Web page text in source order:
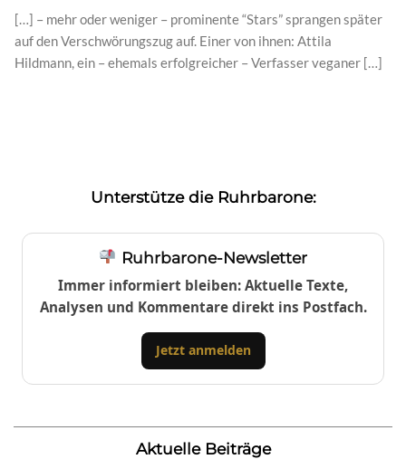
[…] – mehr oder weniger – prominente “Stars” sprangen später
auf den Verschwörungszug auf. Einer von ihnen: Attila
Hildmann, ein – ehemals erfolgreicher – Verfasser veganer […]
Unterstütze die Ruhrbarone:
Ruhrbarone-Newsletter
Immer informiert bleiben: Aktuelle Texte,
Analysen und Kommentare direkt ins Postfach.
Jetzt anmelden
Aktuelle Beiträge